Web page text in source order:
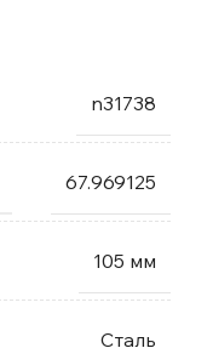
n31738
67.969125
105 мм
Сталь